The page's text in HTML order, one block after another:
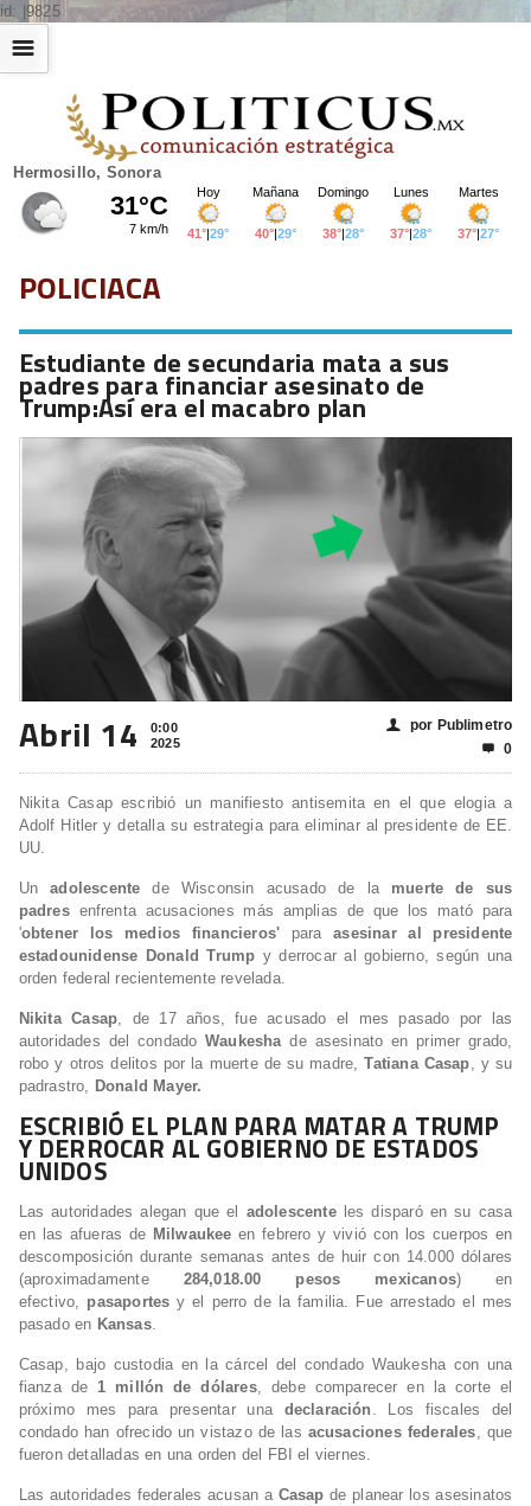
id: |9825
Hermosillo, Sonora
☰
POLICIACA
Estudiante de secundaria mata a sus
padres para financiar asesinato de
Trump:Así era el macabro plan
Abril 14
0:00
2025
👤 por Publimetro
 0
Nikita Casap escribió un manifiesto antisemita en el que elogia a
Adolf Hitler y detalla su estrategia para eliminar al presidente de EE.
UU.
Un adolescente de Wisconsin acusado de la
muerte de sus
padres enfrenta acusaciones más amplias de que los mató para
'obtener los medios financieros' para
asesinar al presidente
estadounidense Donald Trump y derrocar al gobierno, según una
orden federal recientemente revelada.
Nikita Casap, de 17 años, fue acusado el mes pasado por las
autoridades del condado Waukesha de asesinato en primer grado,
robo y otros delitos por la muerte de su madre, Tatiana Casap, y su
padrastro, Donald Mayer.
ESCRIBIÓ EL PLAN PARA MATAR A TRUMP
Y DERROCAR AL GOBIERNO DE ESTADOS
UNIDOS
Las autoridades alegan que el adolescente
les disparó en su casa
en las afueras de Milwaukee en febrero y vivió con los cuerpos en
descomposición durante semanas antes de huir con 14.000 dólares
(aproximadamente
284,018.00 pesos mexicanos) en
efectivo, pasaportes y el perro de la familia. Fue arrestado el mes
pasado en Kansas.
Casap, bajo custodia en la cárcel del condado Waukesha con una
fianza de 1 millón de dólares, debe comparecer en la corte el
próximo mes para presentar una
declaración . Los fiscales del
condado han ofrecido un vistazo de las acusaciones federales, que
fueron detalladas en una orden del FBI el viernes.
Las autoridades federales acusan a Casap de planear los asesinatos